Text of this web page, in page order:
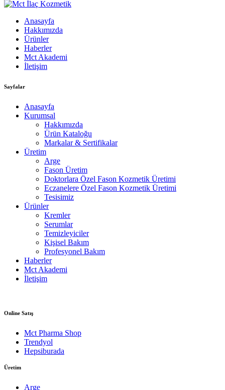
Anasayfa
Hakkımızda
Ürünler
Haberler
Mct Akademi
İletişim
Sayfalar
Anasayfa
Kurumsal
Hakkımızda
Ürün Kataloğu
Markalar & Sertifikalar
Üretim
Arge
Fason Üretim
Doktorlara Özel Fason Kozmetik Üretimi
Eczanelere Özel Fason Kozmetik Üretimi
Tesisimiz
Ürünler
Kremler
Serumlar
Temizleyiciler
Kişisel Bakım
Profesyonel Bakım
Haberler
Mct Akademi
İletişim
Online Satış
Mct Pharma Shop
Trendyol
Hepsiburada
Üretim
Arge